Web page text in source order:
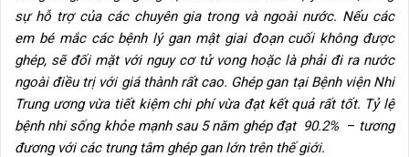
sự hỗ trợ của các chuyên gia trong và ngoài nước. Nếu các
em bé mắc các bệnh lý gan mật giai đoạn cuối không được
ghép, sẽ đối mặt với nguy cơ tử vong hoặc là phải đi ra nước
ngoài điều trị với giá thành rất cao. Ghép gan tại Bệnh viện Nhi
Trung ương vừa tiết kiệm chi phí vừa đạt kết quả rất tốt. Tỷ lệ
bệnh nhi sống khỏe mạnh sau 5 năm ghép đạt 90.2% – tương
đương với các trung tâm ghép gan lớn trên thế giới.